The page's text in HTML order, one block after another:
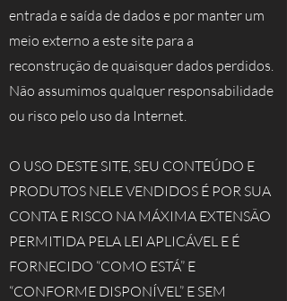
entrada e saída de dados e por manter um
meio externo a este site para a
reconstrução de quaisquer dados perdidos.
Não assumimos qualquer responsabilidade
ou risco pelo uso da Internet.
O USO DESTE SITE, SEU CONTEÚDO E
PRODUTOS NELE VENDIDOS É POR SUA
CONTA E RISCO NA MÁXIMA EXTENSÃO
PERMITIDA PELA LEI APLICÁVEL E É
FORNECIDO “COMO ESTÁ” E
“CONFORME DISPONÍVEL” E SEM